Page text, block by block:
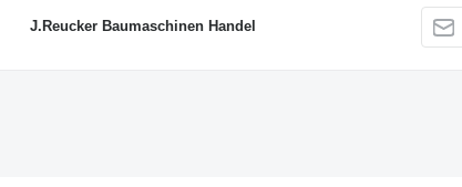
J.Reucker Baumaschinen Handel